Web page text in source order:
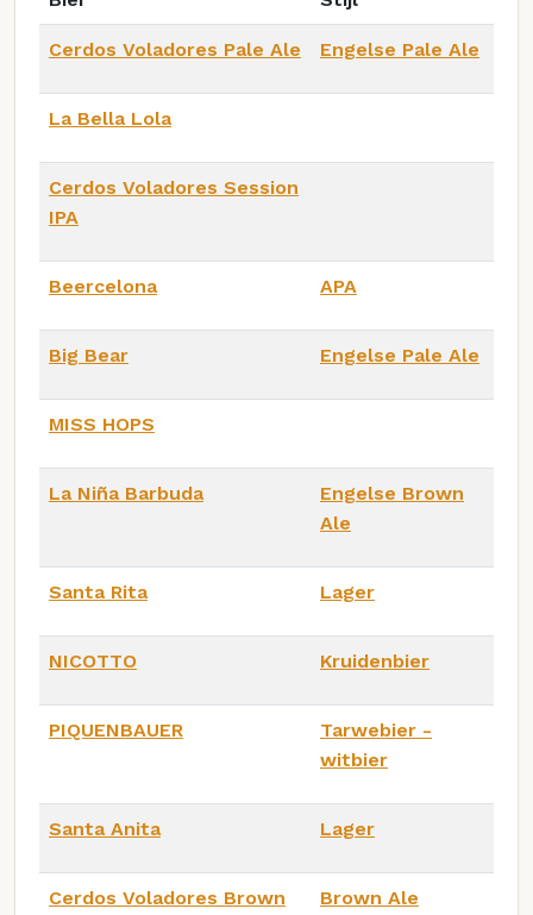
Cerdos Voladores Pale Ale Engelse Pale Ale
La Bella Lola
Cerdos Voladores Session
IPA
Beercelona APA
Big Bear Engelse Pale Ale
MISS HOPS
La Niña Barbuda
Engelse Brown
Ale
Santa Rita Lager
NICOTTO Kruidenbier
PIQUENBAUER
Tarwebier -
witbier
Santa Anita Lager
Cerdos Voladores Brown
Brown Ale